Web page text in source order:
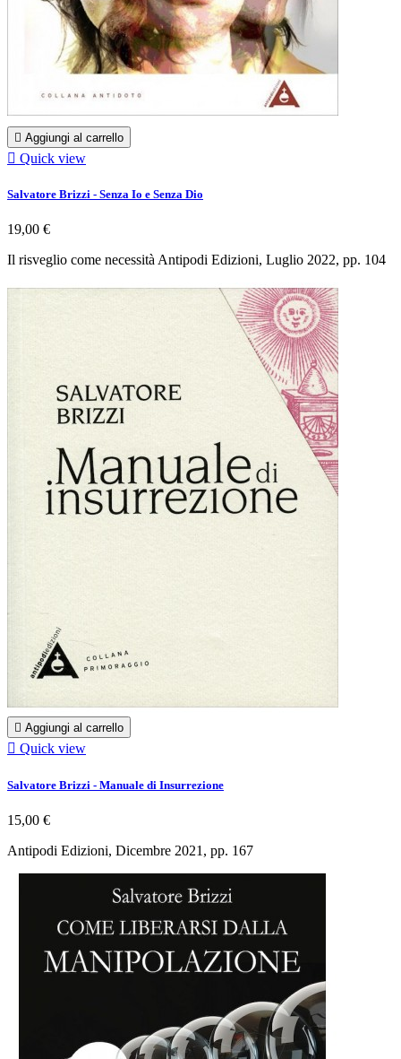
 Aggiungi al carrello
 Quick view
Salvatore Brizzi - Senza Io e Senza Dio
19,00 €
Il risveglio come necessità Antipodi Edizioni, Luglio 2022, pp. 104
 Aggiungi al carrello
 Quick view
Salvatore Brizzi - Manuale di Insurrezione
15,00 €
Antipodi Edizioni, Dicembre 2021, pp. 167